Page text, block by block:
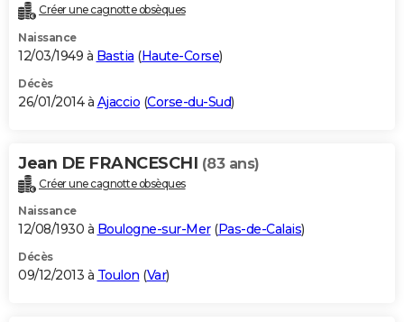
Créer une cagnotte obsèques
Naissance
12/03/1949 à Bastia (Haute-Corse)
Décès
26/01/2014 à Ajaccio (Corse-du-Sud)
Jean DE FRANCESCHI (83 ans)
Créer une cagnotte obsèques
Naissance
12/08/1930 à Boulogne-sur-Mer(Pas-de-Calais)
Décès
09/12/2013 à Toulon (Var)